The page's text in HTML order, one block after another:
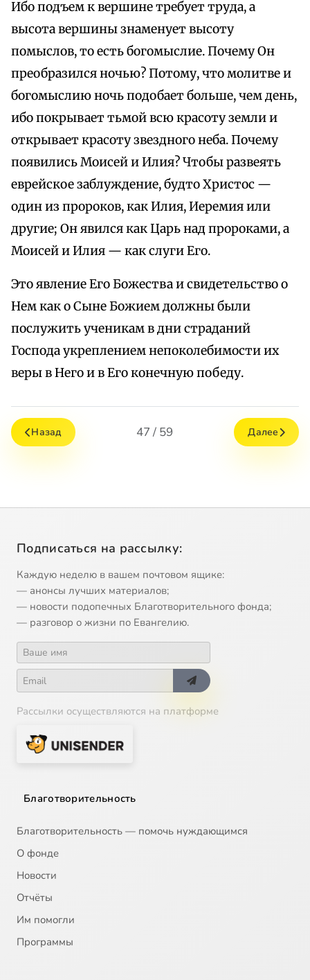
Ибо подъем к вершине требует труда, а
высота вершины знаменует высоту
помыслов, то есть богомыслие. Почему Он
преобразился ночью? Потому, что молитве и
богомыслию ночь подобает больше, чем день,
ибо покрывает тьмой всю красоту земли и
открывает красоту звездного неба. Почему
появились Моисей и Илия? Чтобы развеять
еврейское заблуждение, будто Христос —
один из пророков, как Илия, Иеремия или
другие; Он явился как Царь над пророками, а
Моисей и Илия — как слуги Его.
Это явление Его Божества и свидетельство о
Нем как о Сыне Божием должны были
послужить ученикам в дни страданий
Господа укреплением непоколебимости их
веры в Него и в Его конечную победу.
Назад 47 / 59 Далее
Подписаться на рассылку:
Каждую неделю в вашем почтовом ящике:
— анонсы лучших материалов;
— новости подопечных Благотворительного фонда;
— разговор о жизни по Евангелию.
Рассылки осуществляются на платформе
Благотворительность
Благотворительность — помочь нуждающимся
О фонде
Новости
Отчёты
Им помогли
Программы